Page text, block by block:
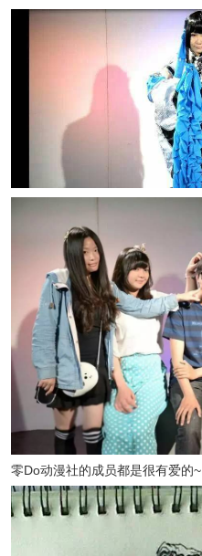
零Do动漫社的成员都是很有爱的~